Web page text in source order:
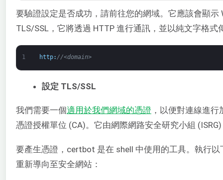
要驗證設定是否成功，請前往您的網域。它應該會顯
TLS/SSL，它將透過 HTTP 進行通訊，並以純文字格式
1 http: //<domain>
設定 TLS/SSL
我們需要一個適用於我們網域的憑證 ，以便對連線進
憑證授權單位 (CA)。它由網際網路安全研究小組
要產生憑證，certbot 是在 shell 中使用的工具。執行
重新導向至安全網站：